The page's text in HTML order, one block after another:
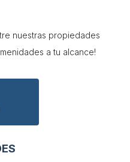
nuestras propiedades
a tu alcance!